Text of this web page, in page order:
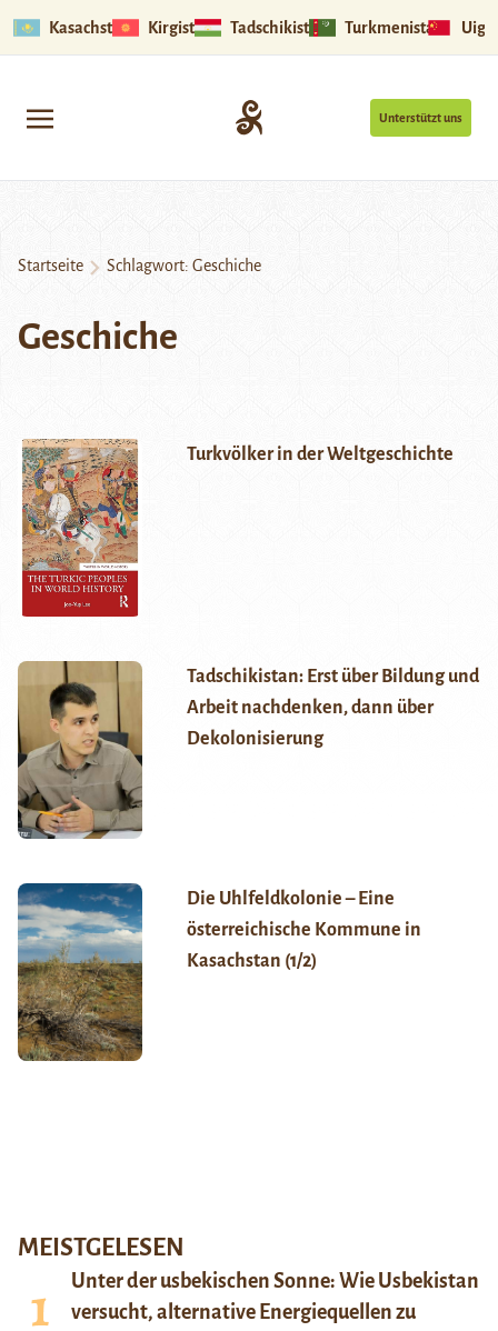
Kasachstan Kirgistan Tadschikistan Turkmenistan
Unterstützt uns
Startseite Schlagwort: Geschiche
Geschiche
Turkvölker in der Weltgeschichte
Tadschikistan: Erst über Bildung und
Arbeit nachdenken, dann über
Dekolonisierung
Die Uhlfeldkolonie – Eine
österreichische Kommune in
Kasachstan (1/2)
MEISTGELESEN
Unter der usbekischen Sonne: Wie Usbekistan
versucht, alternative Energiequellen zu